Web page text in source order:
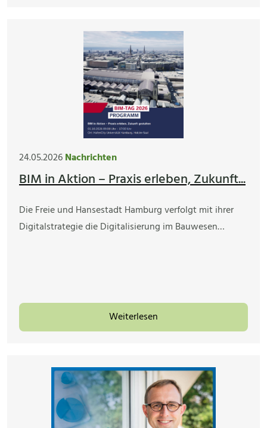
24.05.2026Nachrichten
BIM in Aktion – Praxis erleben, Zukunft...
Die Freie und Hansestadt Hamburg verfolgt mit ihrer
Digitalstrategie die Digitalisierung im Bauwesen…
Weiterlesen